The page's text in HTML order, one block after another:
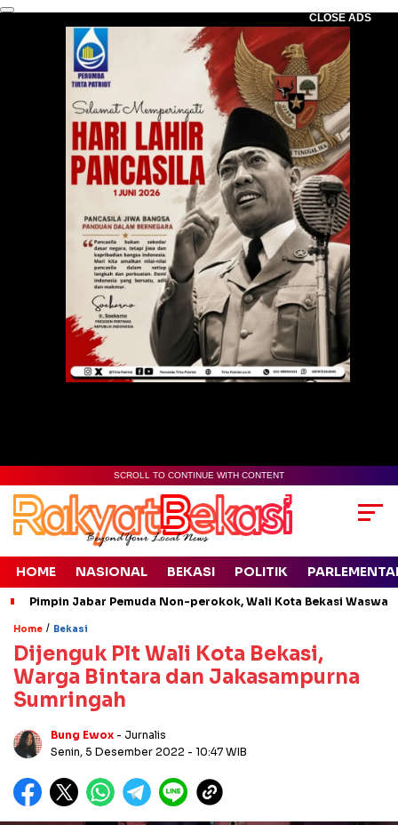
CLOSE ADS
SCROLL TO CONTINUE WITH CONTENT
HOME NASIONAL BEKASI POLITIK
Pimpin Jabar Pemuda Non-perokok, Wali Kota Bekasi Waswas
Home / Bekasi
Dijenguk Plt Wali Kota Bekasi,
Warga Bintara dan Jakasampurna
Sumringah
Bung Ewox - Jurnalis
Senin, 5 Desember 2022 - 10:47 WIB